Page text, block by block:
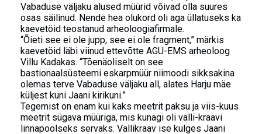
Vabaduse väljaku alused müürid võivad olla suures
osas säilinud. Nende hea olukord oli aga üllatuseks ka
kaevetöid teostanud arheoloogiafirmale.
“Õieti see ei ole jupp, see ei ole fragment,” märkis
kaevetöid läbi viinud ettevõtte AGU-EMS arheoloog
Villu Kadakas. “Tõenäoliselt on see
bastionaalsüsteemi eskarpmüür niimoodi sikksakina
olemas terve Vabaduse väljaku all, alates Harju mäe
küljest kuni Jaani kirikuni.”
Tegemist on enam kui kaks meetrit paksu ja viis-kuus
meetrit sügava müüriga, mis kunagi oli valli-kraavi
linnapoolseks servaks. Vallikraav ise kulges Jaani